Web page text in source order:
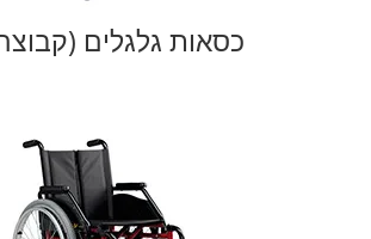
כסאות גלגלים (קבוצה